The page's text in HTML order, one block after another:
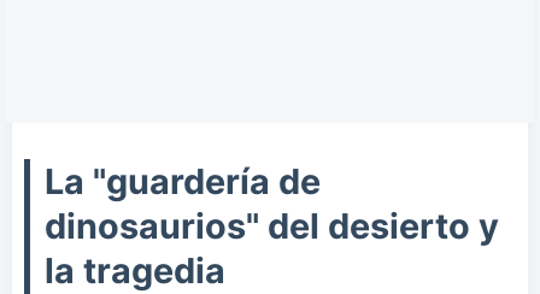
La "guardería de
dinosaurios" del desierto y
la tragedia